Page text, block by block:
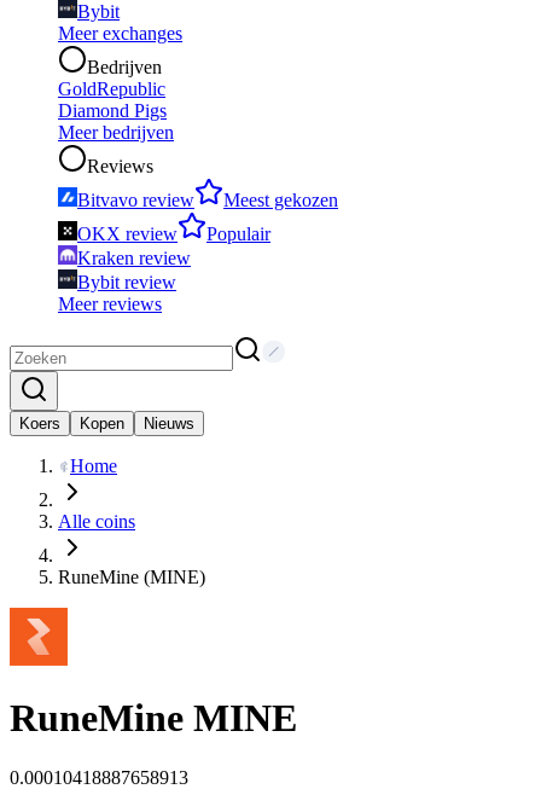
Bybit
Meer exchanges
Bedrijven
GoldRepublic
Diamond Pigs
Meer bedrijven
Reviews
Bitvavo review
Meest gekozen
OKX review
Populair
Kraken review
Bybit review
Meer reviews
Koers Kopen Nieuws
Home
Alle coins
RuneMine (MINE)
RuneMine MINE
0.00010418887658913